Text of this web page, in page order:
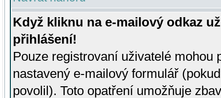
Když kliknu na e-mailový odkaz
přihlášení!
Pouze registrovaní uživatelé mohou
nastavený e-mailový formulář
povolil). Toto opatření umožňuje